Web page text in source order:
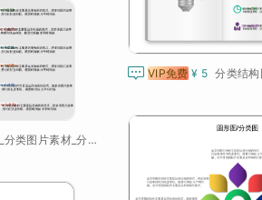
 VIP免费 ¥ 5
分类归纳图_分类图片素材_分类图图解